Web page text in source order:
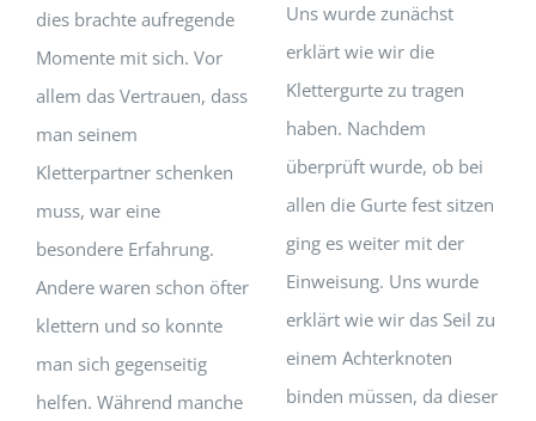
dies brachte aufregende
Momente mit sich. Vor
allem das Vertrauen, dass
man seinem
Kletterpartner schenken
muss, war eine
besondere Erfahrung.
Andere waren schon öfter
klettern und so konnte
man sich gegenseitig
helfen. Während manche
Uns wurde zunächst
erklärt wie wir die
Klettergurte zu tragen
haben. Nachdem
überprüft wurde, ob bei
allen die Gurte fest sitzen
ging es weiter mit der
Einweisung. Uns wurde
erklärt wie wir das Seil zu
einem Achterknoten
binden müssen, da dieser